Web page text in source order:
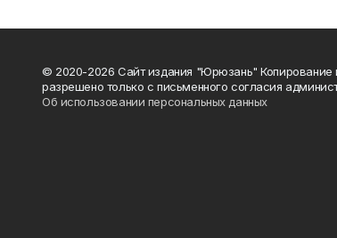
© 2020-2026 Сайт издания "Юрюзань" Копирование
разрешено только с письменного согласия
Об использовании персональных данных